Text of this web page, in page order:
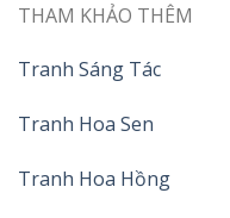
THAM KHẢO THÊM
Tranh Sáng Tác
Tranh Hoa Sen
Tranh Hoa Hồng